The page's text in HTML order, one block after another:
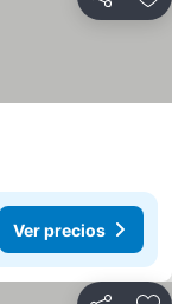
Compartir
Ver precios